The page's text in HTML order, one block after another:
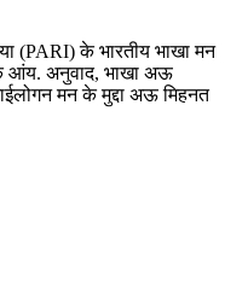
(PARI) के भारतीय भाखा मन
आंय. अनुवाद, भाखा अऊ
मन के मुद्दा अऊ मिहनत